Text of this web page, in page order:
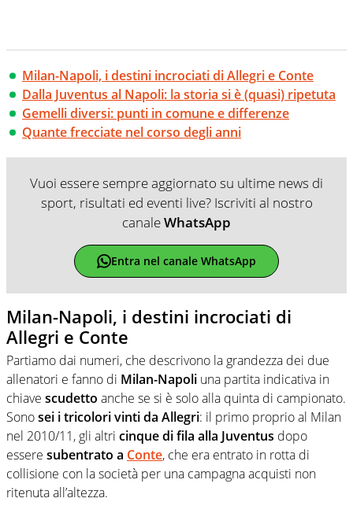
Milan-Napoli, i destini incrociati di Allegri e Conte
Dalla Juventus al Napoli: la storia si è (quasi) ripetuta
Gemelli diversi: punti in comune e differenze
Quante frecciate nel corso degli anni
Vuoi essere sempre aggiornato su ultime news di
sport, risultati ed eventi live? Iscriviti al nostro
canaleWhatsApp
Entra nel canale WhatsApp
Milan-Napoli, i destini incrociati di
Allegri e Conte
Partiamo dai numeri, che descrivono la grandezza dei due
allenatori e fanno di Milan-Napoli una partita indicativa in
chiave scudetto anche se si è solo alla quinta di campionato.
Sonosei i tricolori vinti da Allegri: il primo proprio al Milan
nel 2010/11, gli altri cinque di fila alla Juventus dopo
essere subentrato a Conte, che era entrato in rotta di
collisione con la società per una campagna acquisti non
ritenuta all’altezza.